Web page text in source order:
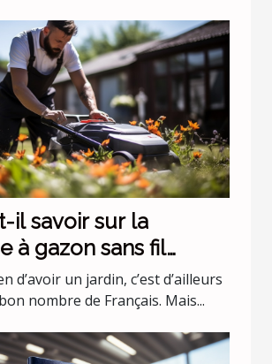
il savoir sur la
à gazon sans fil
v Black+Decker
QW ?
d’avoir un jardin, c’est d’ailleurs
nombre de Français. Mais...